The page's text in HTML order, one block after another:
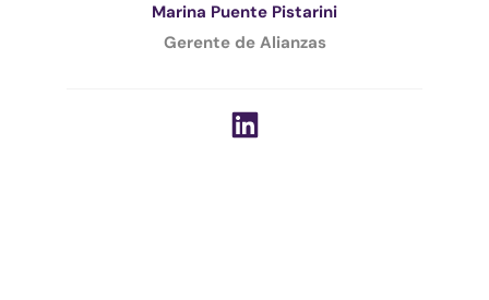
Marina Puente Pistarini
Gerente de Alianzas